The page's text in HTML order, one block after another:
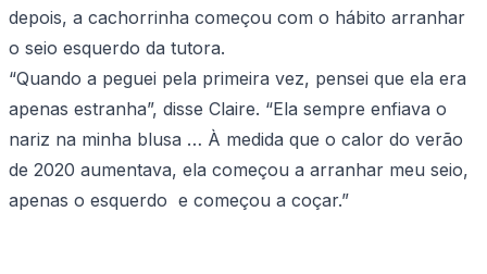
depois, a cachorrinha começou com o hábito arranhar
o seio esquerdo da tutora.
“Quando a peguei pela primeira vez, pensei que ela era
apenas estranha”, disse Claire. “Ela sempre enfiava o
nariz na minha blusa … À medida que o calor do verão
de 2020 aumentava, ela começou a arranhar meu seio,
apenas o esquerdo e começou a coçar.”